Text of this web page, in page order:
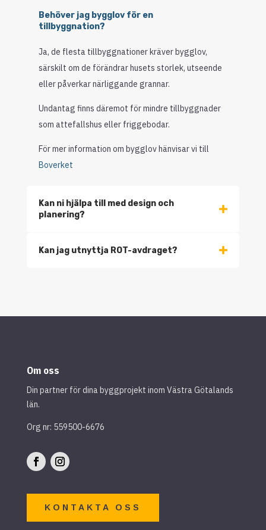
Behöver jag bygglov för en
tillbyggnation?
Ja, de flesta tillbyggnationer kräver bygglov,
särskilt om de förändrar husets storlek, utseende
eller påverkar närliggande grannar.
Undantag finns däremot för mindre tillbyggnader
som attefallshus eller friggebodar.
För mer information om bygglov hänvisar vi till
Boverket
Kan ni hjälpa till med design och
planering?
Kan jag utnyttja ROT-avdraget?
Om oss
Din partner för dina byggprojekt inom Västra Götalands
län.
Org nr: 559500-6676
KONTAKTA OSS